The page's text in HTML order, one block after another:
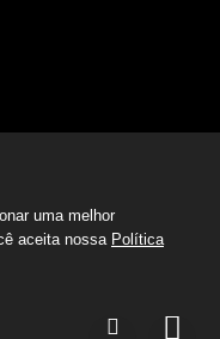
uma melhor
aceita nossa Política